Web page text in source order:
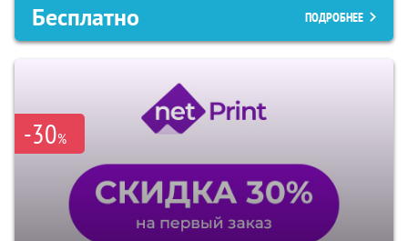
Бесплатно ПОДРОБНЕЕ
-30%